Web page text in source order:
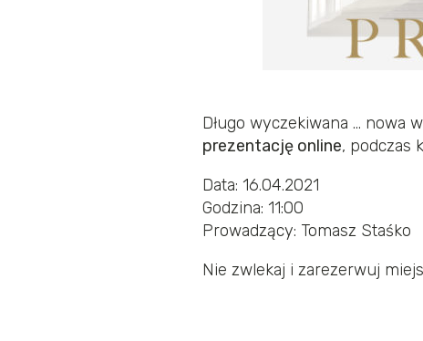
Długo wyczekiwana … nowa
prezentację online, podczas
Data: 16.04.2021
Godzina: 11:00
Prowadzący: Tomasz Staśko
Nie zwlekaj i zarezerwuj